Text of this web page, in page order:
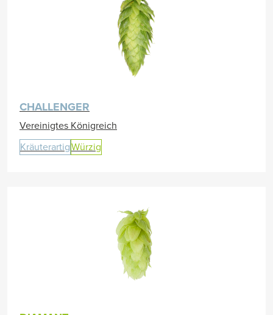
CHALLENGER
Vereinigtes Königreich
KräuterartigWürzig